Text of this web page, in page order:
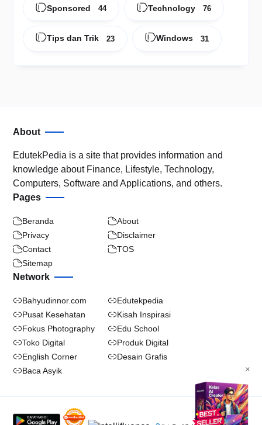
×
Sponsored 44 Technology 76
Tips dan Trik 23 Windows 31
About
EdutekPedia is a site that provides information and
knowledge about Finance, Lifestyle, Technology,
Computers, Software and Applications, and others.
Pages
Beranda
About
Privacy
Disclaimer
Contact
TOS
Sitemap
Network
Bahyudinnor.com
Edutekpedia
Pusat Kesehatan
Kisah Inspirasi
Fokus Photography
Edu School
Toko Digital
Produk Digital
English Corner
Desain Grafis
Baca Asyik